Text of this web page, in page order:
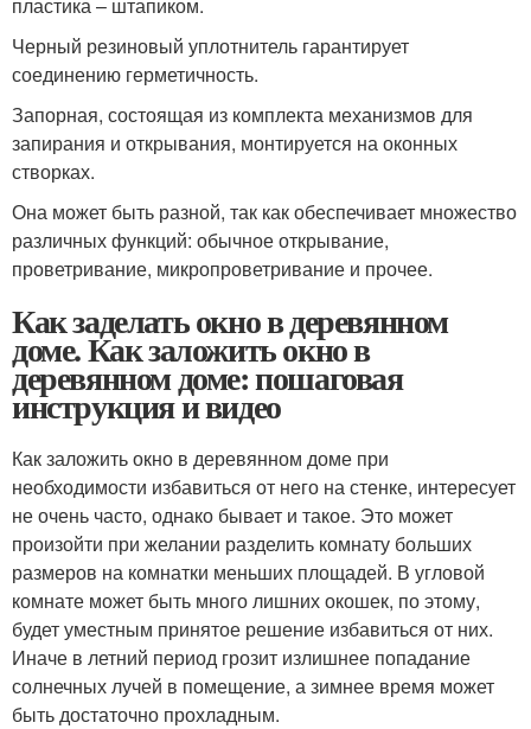
Черный резиновый уплотнитель гарантирует
соединению герметичность.
Запорная, состоящая из комплекта механизмов для
запирания и открывания, монтируется на оконных
створках.
Она может быть разной, так как обеспечивает множество
различных функций: обычное открывание,
проветривание, микропроветривание и прочее.
Как заделать окно в деревянном
доме. Как заложить окно в
деревянном доме: пошаговая
инструкция и видео
Как заложить окно в деревянном доме при
необходимости избавиться от него на стенке, интересует
не очень часто, однако бывает и такое. Это может
произойти при желании разделить комнату больших
размеров на комнатки меньших площадей. В угловой
комнате может быть много лишних окошек, по этому,
будет уместным принятое решение избавиться от них.
Иначе в летний период грозит излишнее попадание
солнечных лучей в помещение, а зимнее время может
быть достаточно прохладным.